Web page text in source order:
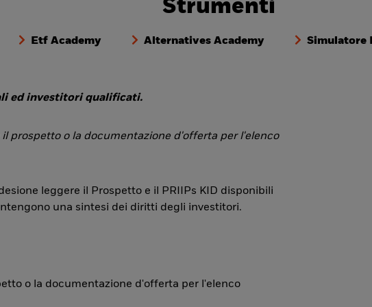
Strumenti
Etf Academy Alternatives Academy Simulatore
ed investitori qualificati.
prospetto o la documentazione d'offerta per l'elenco
leggere il Prospetto e il PRIIPs KID disponibili
una sintesi dei diritti degli investitori.
o la documentazione d'offerta per l'elenco